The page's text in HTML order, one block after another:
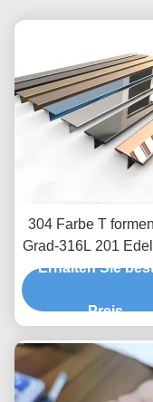
304 Farbe T
Grad-316L 201
Ordnungs-
Erhalten Sie
Preis